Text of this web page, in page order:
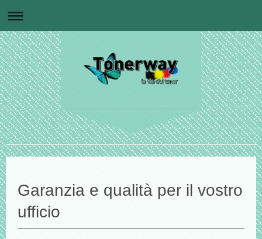
Garanzia e qualità per il vostro
ufficio